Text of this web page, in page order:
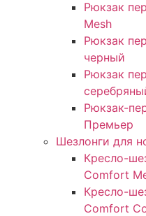
Рюкзак
Mesh
Рюкзак
черный
Рюкзак
Рюкзак-
Премьер
Шезлонги для
Кресло-
Comfort
Кресло-
Comfort